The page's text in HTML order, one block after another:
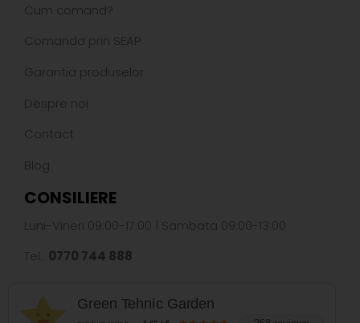
Cum comand?
Comanda prin SEAP
Garantia produselor
Despre noi
Contact
Blog
CONSILIERE
Luni-Vineri 09:00-17:00 | Sambata 09:00-13:00
Tel.: 0770 744 888
Green Tehnic Garden